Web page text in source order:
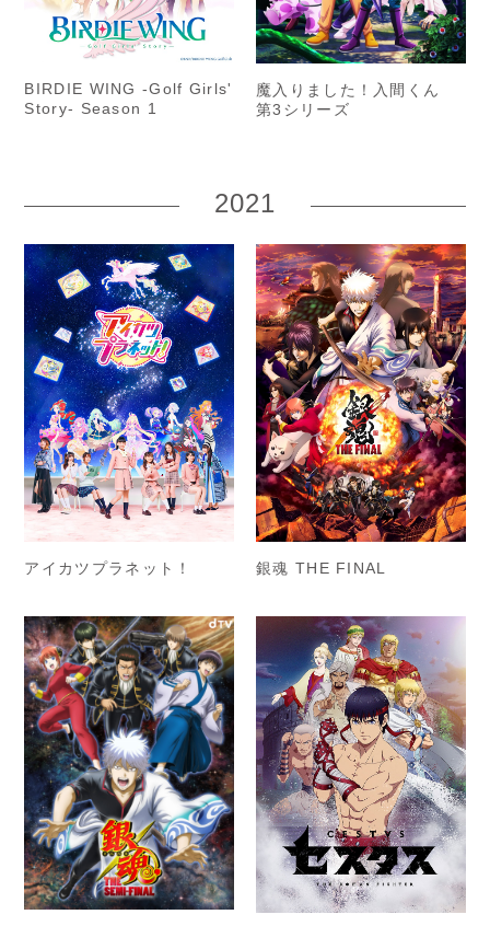
BIRDIE WING -Golf Girls'
Story- Season 1
魔入りました！入間くん
第3シリーズ
2021
アイカツプラネット！ 銀魂 THE FINAL